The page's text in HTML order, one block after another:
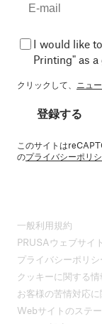
I would like
Printing" as
クリックして、 ニュ
登録する
このサイトは
のプライバシーポリ
一般利用規約
PRUSAウェブサイ
プライバシーポリシ
クッキーに関する情
お客様の苦情対応
Webサイトのステ